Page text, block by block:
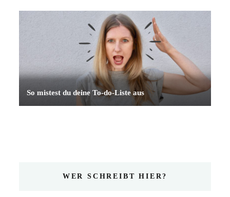
So mistest du deine To-do-Liste aus
WER SCHREIBT HIER?